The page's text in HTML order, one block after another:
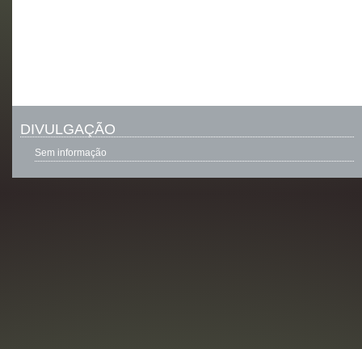
DIVULGAÇÃO
Sem informação